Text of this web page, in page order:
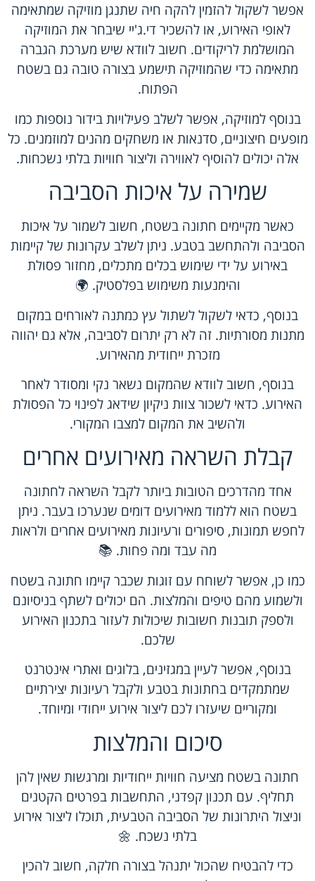
אפשר לשקול להזמין להקה חיה שתנגן מוזיקה שמתאימה
לאופי האירוע, או להשכיר די.ג'יי שיבחר את המוזיקה
המושלמת לריקודים. חשוב לוודא שיש מערכת הגברה
מתאימה כדי שהמוזיקה תישמע בצורה טובה גם בשטח
הפתוח.
בנוסף למוזיקה, אפשר לשלב פעילויות בידור נוספות כמו
מופעים חיצוניים, סדנאות או משחקים מהנים למוזמנים. כל
אלה יכולים להוסיף לאווירה וליצור חוויות בלתי נשכחות.
שמירה על איכות הסביבה
כאשר מקיימים חתונה בשטח, חשוב לשמור על איכות
הסביבה ולהתחשב בטבע. ניתן לשלב עקרונות של קיימות
באירוע על ידי שימוש בכלים מתכלים, מחזור פסולת
והימנעות משימוש בפלסטיק. 🌍
בנוסף, כדאי לשקול לשתול עץ כמתנה לאורחים במקום
מתנות מסורתיות. זה לא רק יתרום לסביבה, אלא גם יהווה
מזכרת ייחודית מהאירוע.
בנוסף, חשוב לוודא שהמקום נשאר נקי ומסודר לאחר
האירוע. כדאי לשכור צוות ניקיון שידאג לפינוי כל הפסולת
ולהשיב את המקום למצבו המקורי.
קבלת השראה מאירועים אחרים
אחד מהדרכים הטובות ביותר לקבל השראה לחתונה
בשטח הוא ללמוד מאירועים דומים שנערכו בעבר. ניתן
לחפש תמונות, סיפורים ורעיונות מאירועים אחרים ולראות
מה עבד ומה פחות. 📚
כמו כן, אפשר לשוחח עם זוגות שכבר קיימו חתונה בשטח
ולשמוע מהם טיפים והמלצות. הם יכולים לשתף בניסיונם
ולספק תובנות חשובות שיכולות לעזור בתכנון האירוע
שלכם.
בנוסף, אפשר לעיין במגזינים, בלוגים ואתרי אינטרנט
שמתמקדים בחתונות בטבע ולקבל רעיונות יצירתיים
ומקוריים שיעזרו לכם ליצור אירוע ייחודי ומיוחד.
סיכום והמלצות
חתונה בשטח מציעה חוויות ייחודיות ומרגשות שאין להן
תחליף. עם תכנון קפדני, התחשבות בפרטים הקטנים
וניצול היתרונות של הסביבה הטבעית, תוכלו ליצור אירוע
בלתי נשכח. 🌼
כדי להבטיח שהכול יתנהל בצורה חלקה, חשוב להכין